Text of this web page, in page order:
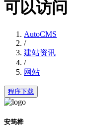
可以访问
AutoCMS
/
建站资讯
/
网站
程序下载
安筠桦